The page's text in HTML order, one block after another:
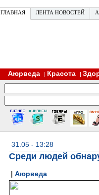
ГЛАВНАЯ ЛЕНТА НОВОСТЕЙ
Аюрведа | Красота |
31.05 - 13:28
Среди людей
| Аюрведа